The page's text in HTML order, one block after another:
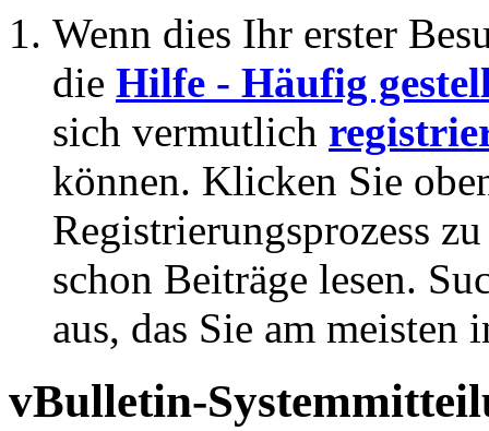
Wenn dies Ihr erster
die Hilfe - Häufig
sich vermutlich
können. Klicken Sie
Registrierungsprozess
schon Beiträge lesen.
aus, das Sie am meisten
vBulletin-